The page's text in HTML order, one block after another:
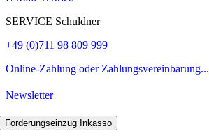
SERVICE Schuldner
+49 (0)711 98 809 999
Online-Zahlung oder Zahlungsvereinbarung...
Newsletter
Forderungseinzug Inkasso